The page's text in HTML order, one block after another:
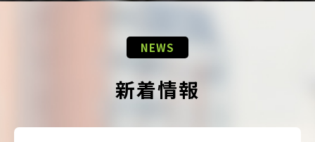
NEWS
新着情報